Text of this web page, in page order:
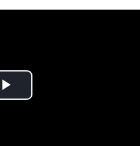
Play Video